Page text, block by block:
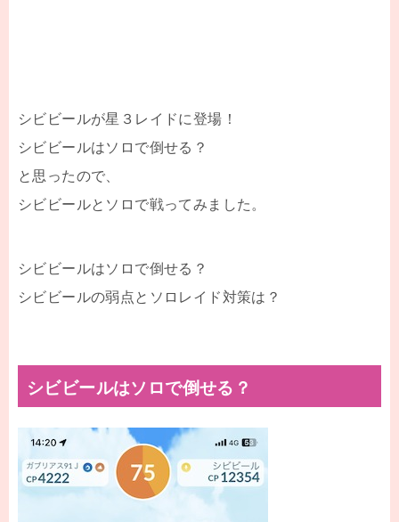
シビビールが星３レイドに登場！
シビビールはソロで倒せる？
と思ったので、
シビビールとソロで戦ってみました。
シビビールはソロで倒せる？
シビビールの弱点とソロレイド対策は？
シビビールはソロで倒せる？